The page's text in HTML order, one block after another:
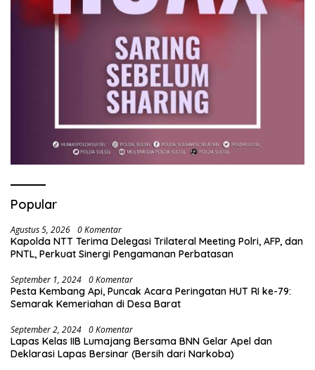
Popular
Agustus 5, 2026 0 Komentar
Kapolda NTT Terima Delegasi Trilateral Meeting Polri, AFP, dan
PNTL, Perkuat Sinergi Pengamanan Perbatasan
September 1, 2024 0 Komentar
Pesta Kembang Api, Puncak Acara Peringatan HUT RI ke-79:
Semarak Kemeriahan di Desa Barat
September 2, 2024 0 Komentar
Lapas Kelas IIB Lumajang Bersama BNN Gelar Apel dan
Deklarasi Lapas Bersinar (Bersih dari Narkoba)